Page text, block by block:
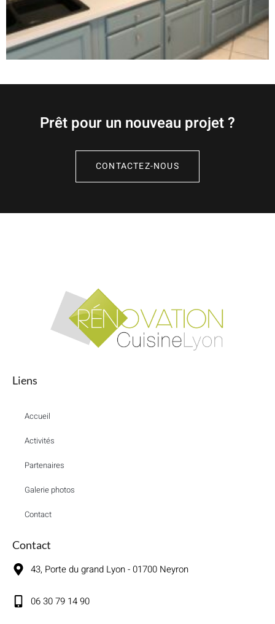
Prêt pour un nouveau projet ?
CONTACTEZ-NOUS
Liens
Accueil
Activités
Partenaires
Galerie photos
Contact
Contact
43, Porte du grand Lyon - 01700 Neyron
06 30 79 14 90